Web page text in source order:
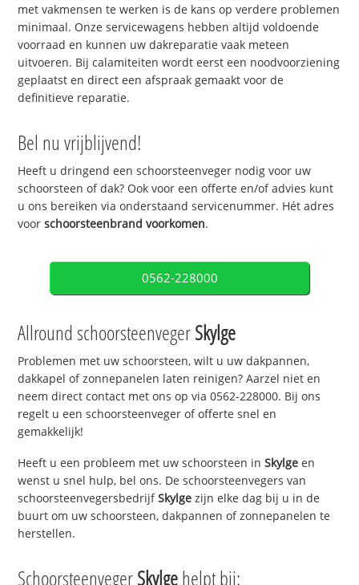
met vakmensen te werken is de kans op verdere problemen
minimaal. Onze servicewagens hebben altijd voldoende
voorraad en kunnen uw dakreparatie vaak meteen
uitvoeren. Bij calamiteiten wordt eerst een noodvoorziening
geplaatst en direct een afspraak gemaakt voor de
definitieve reparatie.
Bel nu vrijblijvend!
Heeft u dringend een schoorsteenveger nodig voor uw
schoorsteen of dak? Ook voor een offerte en/of advies kunt
u ons bereiken via onderstaand servicenummer. Hét adres
voorschoorsteenbrand voorkomen.
0562-228000
Allround schoorsteenvegerSkylge
Problemen met uw schoorsteen, wilt u uw dakpannen,
dakkapel of zonnepanelen laten reinigen? Aarzel niet en
neem direct contact met ons op via 0562-228000. Bij ons
regelt u een schoorsteenveger of offerte snel en
gemakkelijk!
Heeft u een probleem met uw schoorsteen inSkylge en
wenst u snel hulp, bel ons. De schoorsteenvegers van
schoorsteenvegersbedrijfSkylge zijn elke dag bij u in de
buurt om uw schoorsteen, dakpannen of zonnepanelen te
herstellen.
SchoorsteenvegerSkylgehelpt bij: